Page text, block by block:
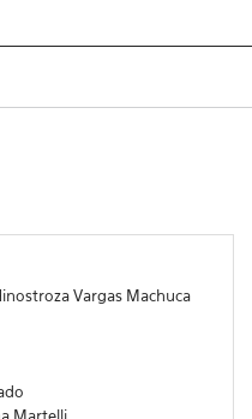
Vargas Machuca
Martelli